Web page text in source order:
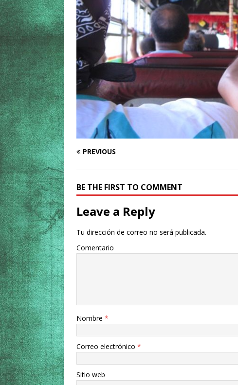
PREVIOUS
BE THE FIRST TO COMMENT
Leave a Reply
Tu dirección de correo no será publicada.
Comentario
Nombre *
Correo electrónico *
Sitio web